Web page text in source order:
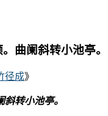
曲阑斜转小池亭。
径成》
转小池亭。